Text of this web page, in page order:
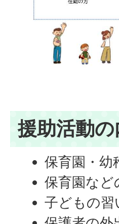
援助活動
保育園・幼
保育園など
子どもの習